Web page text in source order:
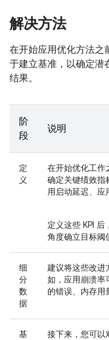
解决方法
在开始应用优化方法之
于建立基准，以确定潜
结果。
阶
段
说明
定
义
在开始优化工作
确定关键绩效指
用启动延迟、应
定义这些 KPI
角度确立目标阈
细
分
数
据
建议将这些改进
如，应用崩溃率
的错误、内存用
基
接下来，您可以